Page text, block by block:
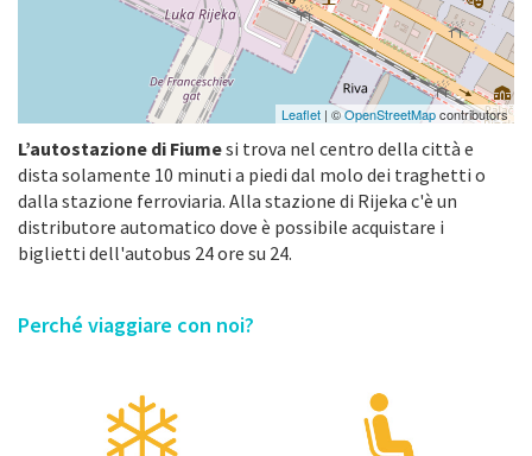
Leaflet | ©OpenStreetMapcontributors
L’autostazione di Fiumesi trova nel centro della città e
dista solamente 10 minuti a piedi dal molo dei traghetti o
dalla stazione ferroviaria. Alla stazione di Rijeka c'è un
distributore automatico dove è possibile acquistare i
biglietti dell'autobus 24 ore su 24.
Perché viaggiare con noi?